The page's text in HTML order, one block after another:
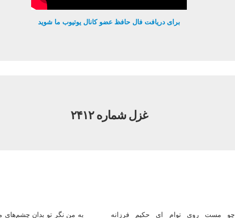
برای دریافت فال حافظ عضو کانال یوتیوب ما شوید
غزل شماره ۲۴۱۲
چو مست روی توام ای حكیم فرزانه به من نگر تو بدان چشم‌های